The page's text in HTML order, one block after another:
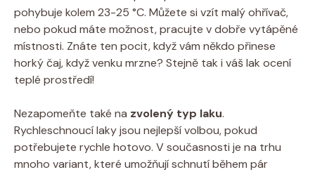
pohybuje kolem 23-25 °C. Můžete si vzít malý ohřívač,
nebo pokud máte možnost, pracujte v dobře vytápěné
místnosti. Znáte ten pocit, když vám někdo přinese
horký čaj, když venku mrzne? Stejně tak i váš lak ocení
teplé prostředí!
Nezapomeňte také na zvolený typ laku.
Rychleschnoucí laky jsou nejlepší volbou, pokud
potřebujete rychle hotovo. V současnosti je na trhu
mnoho variant, které umožňují schnutí během pár